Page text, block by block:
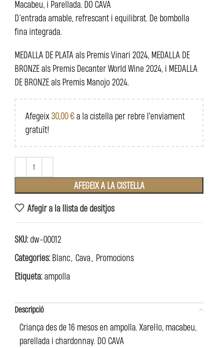
Macabeu, i Parellada. DO CAVA
D’entrada amable, refrescant i equilibrat. De bombolla
fina integrada.
MEDALLA DE PLATA als Premis Vinari 2024, MEDALLA DE
BRONZE als Premis Decanter World Wine 2024, i MEDALLA
DE BRONZE als Premis Manojo 2024.
Afegeix30,00€a la cistella per rebre l'enviament
gratuït!
AFEGEIX A LA CISTELLA
Afegir a la llista de desitjos
SKU:dw-00012
Categories: Blanc, Cava, Promocions
Etiqueta:ampolla
Descripció
Criança des de 16 mesos en ampolla. Xarel·lo, macabeu,
parellada i chardonnay. DO CAVA